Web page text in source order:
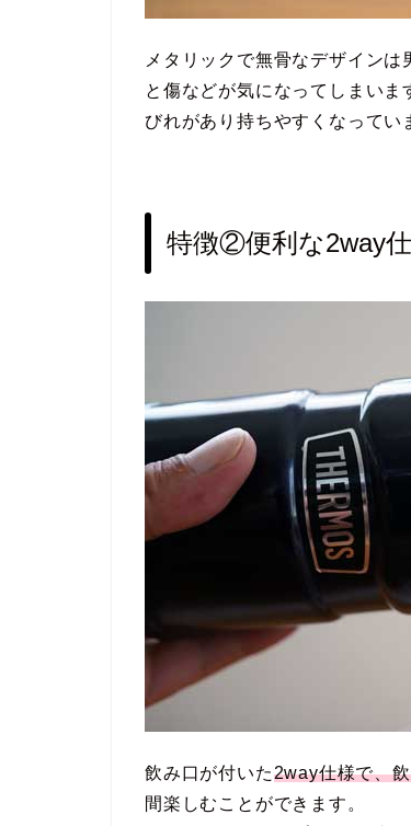
メタリックで無骨なデザイン
と傷などが気になってしまいま
びれがあり持ちやすくなってい
特徴②便利な2way
飲み口が付いた2way仕様で、
間楽しむことができます。